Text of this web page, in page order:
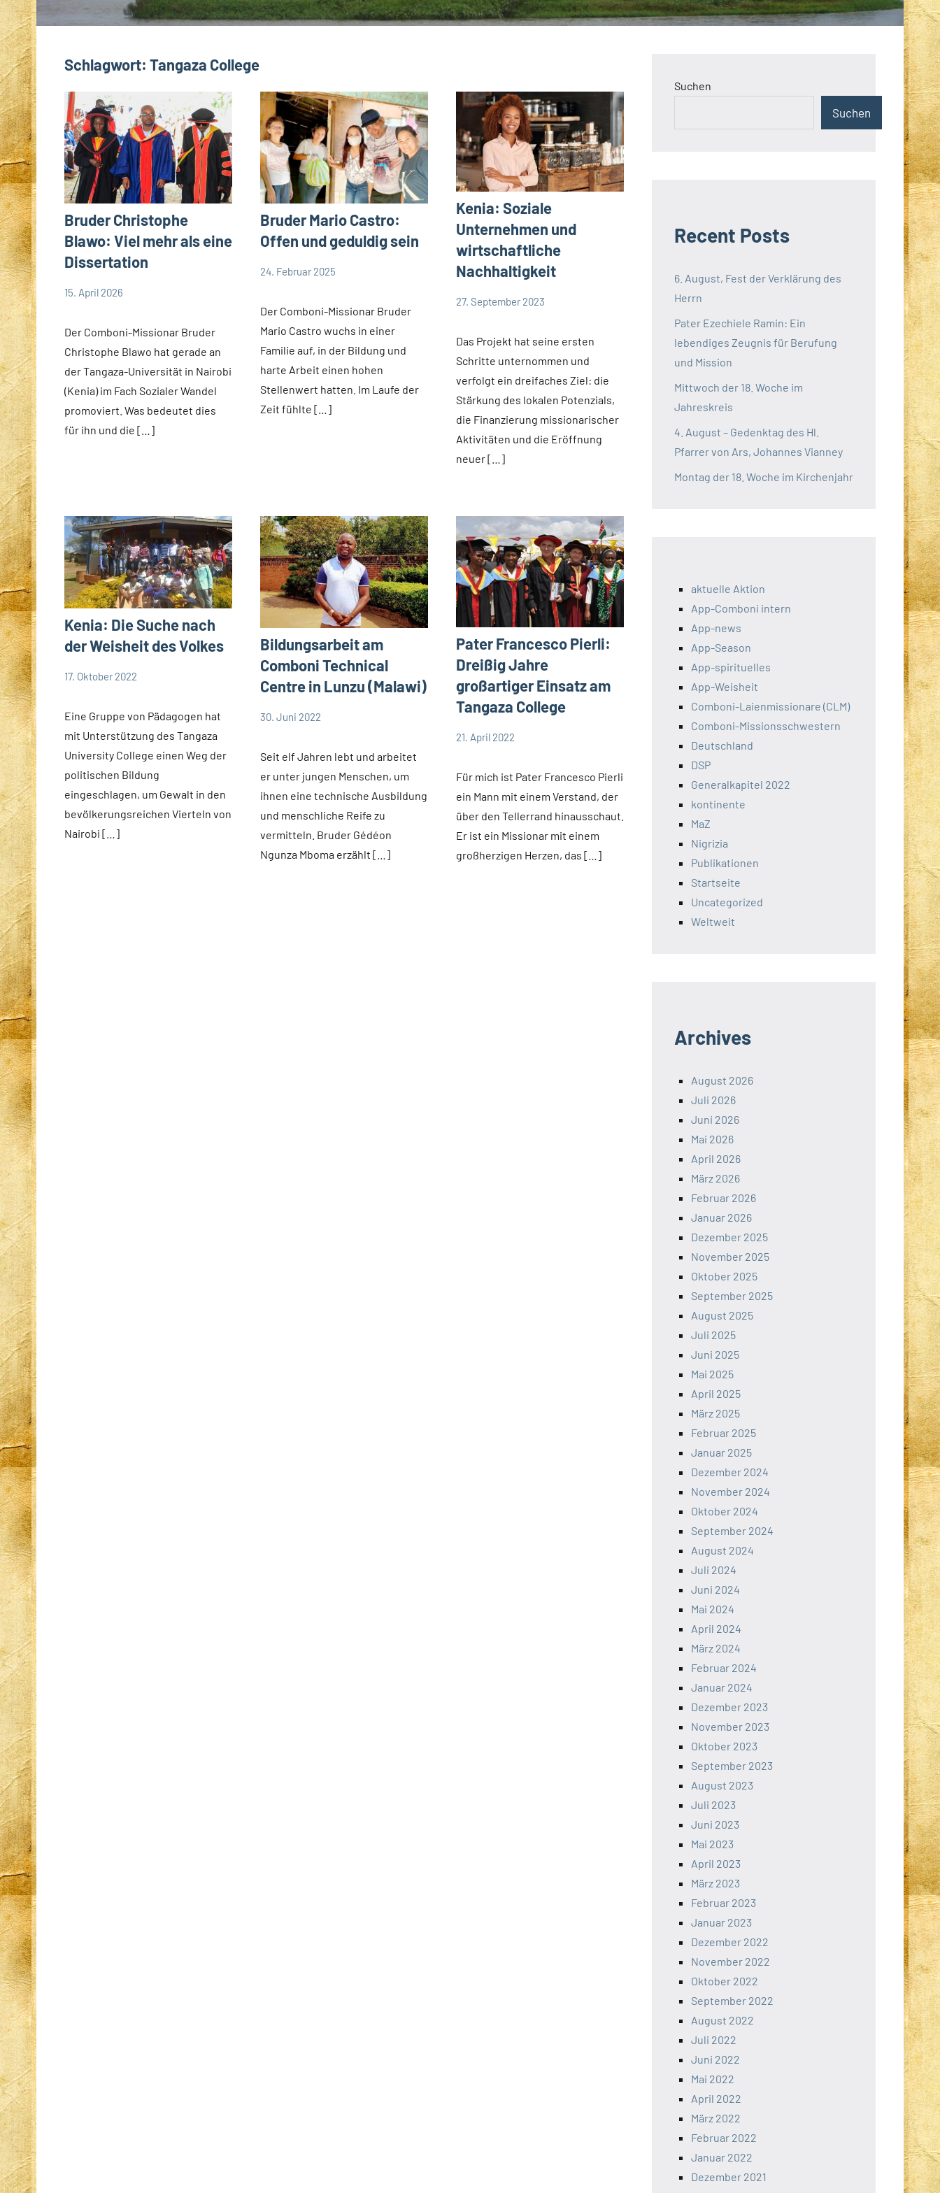
Schlagwort: Tangaza College
Bruder Christophe
Blawo: Viel mehr als eine
Dissertation
App-
15. April 2026
Andrea
Der Comboni-Missionar Bruder
Christophe Blawo hat gerade an
der Tangaza-Universität in Nairobi
(Kenia) im Fach Sozialer Wandel
promoviert. Was bedeutet dies
für ihn und die […]
Bruder Mario Castro:
Offen und geduldig sein
24. Februar 2025
Der Comboni-Missionar Bruder
Mario Castro wuchs in einer
Familie auf, in der Bildung und
harte Arbeit einen hohen
Stellenwert hatten. Im Laufe der
Zeit fühlte […]
Kenia: Soziale
Unternehmen und
wirtschaftliche
Nachhaltigkeit
App-
27. September 2023
Andrea
Das Projekt hat seine ersten
Schritte unternommen und
verfolgt ein dreifaches Ziel: die
Stärkung des lokalen Potenzials,
die Finanzierung missionarischer
Aktivitäten und die Eröffnung
neuer […]
Kenia: Die Suche nach
der Weisheit des Volkes
Startseite
17. Oktober 2022
Eine Gruppe von Pädagogen hat
mit Unterstützung des Tangaza
University College einen Weg der
politischen Bildung
eingeschlagen, um Gewalt in den
bevölkerungsreichen Vierteln von
Nairobi […]
Bildungsarbeit am
Comboni Technical
Centre in Lunzu (Malawi)
30. Juni 2022
Seit elf Jahren lebt und arbeitet
er unter jungen Menschen, um
ihnen eine technische Ausbildung
und menschliche Reife zu
vermitteln. Bruder Gédéon
Ngunza Mboma erzählt […]
Pater Francesco Pierli:
Dreißig Jahre
großartiger Einsatz am
Tangaza College
App-
21. April 2022
Andrea
Keine
Für mich ist Pater Francesco Pierli
ein Mann mit einem Verstand, der
über den Tellerrand hinausschaut.
Er ist ein Missionar mit einem
großherzigen Herzen, das […]
Suchen
Suchen
Recent Posts
6. August, Fest der Verklärung des
Herrn
Pater Ezechiele Ramin: Ein
lebendiges Zeugnis für Berufung
und Mission
Mittwoch der 18. Woche im
Jahreskreis
4. August – Gedenktag des Hl.
Pfarrer von Ars, Johannes Vianney
Montag der 18. Woche im Kirchenjahr
aktuelle Aktion
App-Comboni intern
App-news
App-Season
App-spirituelles
App-Weisheit
Comboni-Laienmissionare (CLM)
Comboni-Missionsschwestern
Deutschland
DSP
Generalkapitel 2022
kontinente
MaZ
Nigrizia
Publikationen
Startseite
Uncategorized
Weltweit
Archives
August 2026
Juli 2026
Juni 2026
Mai 2026
April 2026
März 2026
Februar 2026
Januar 2026
Dezember 2025
November 2025
Oktober 2025
September 2025
August 2025
Juli 2025
Juni 2025
Mai 2025
April 2025
März 2025
Februar 2025
Januar 2025
Dezember 2024
November 2024
Oktober 2024
September 2024
August 2024
Juli 2024
Juni 2024
Mai 2024
April 2024
März 2024
Februar 2024
Januar 2024
Dezember 2023
November 2023
Oktober 2023
September 2023
August 2023
Juli 2023
Juni 2023
Mai 2023
April 2023
März 2023
Februar 2023
Januar 2023
Dezember 2022
November 2022
Oktober 2022
September 2022
August 2022
Juli 2022
Juni 2022
Mai 2022
April 2022
März 2022
Februar 2022
Januar 2022
Dezember 2021